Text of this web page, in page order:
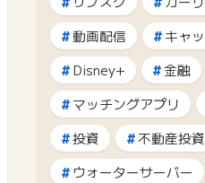
動画配信
キャ
Disney+
金融
マッチングアプリ
投資
不動産投資
ウォーターサーバー